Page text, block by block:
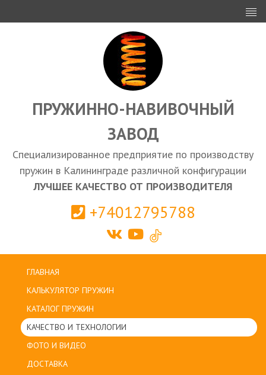
ИНВЕСТОРАМ
ПРОЕКТИРОВАНИЕ
ЭКСПОРТ
ЗАКУПКИ
КАЛЬКУЛЯТОР ПРУЖИН
Калининград
ПРУЖИННО-НАВИВОЧНЫЙ
ЗАВОД
Специализированное предприятие по производству
пружин в Калининграде различной конфигурации
ЛУЧШЕЕ КАЧЕСТВО ОТ ПРОИЗВОДИТЕЛЯ
+74012795788
ГЛАВНАЯ
КАЛЬКУЛЯТОР ПРУЖИН
КАТАЛОГ ПРУЖИН
КАЧЕСТВО И ТЕХНОЛОГИИ
ФОТО И ВИДЕО
ДОСТАВКА